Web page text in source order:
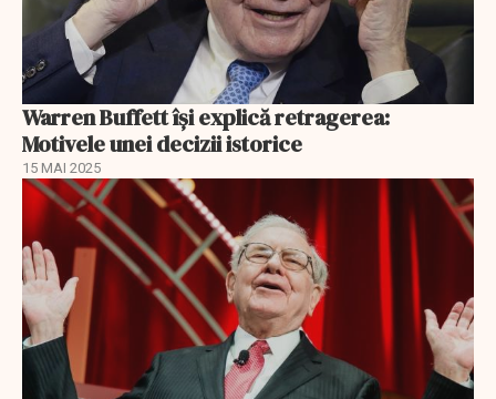
Warren Buffett își explică retragerea:
Motivele unei decizii istorice
15 MAI 2025